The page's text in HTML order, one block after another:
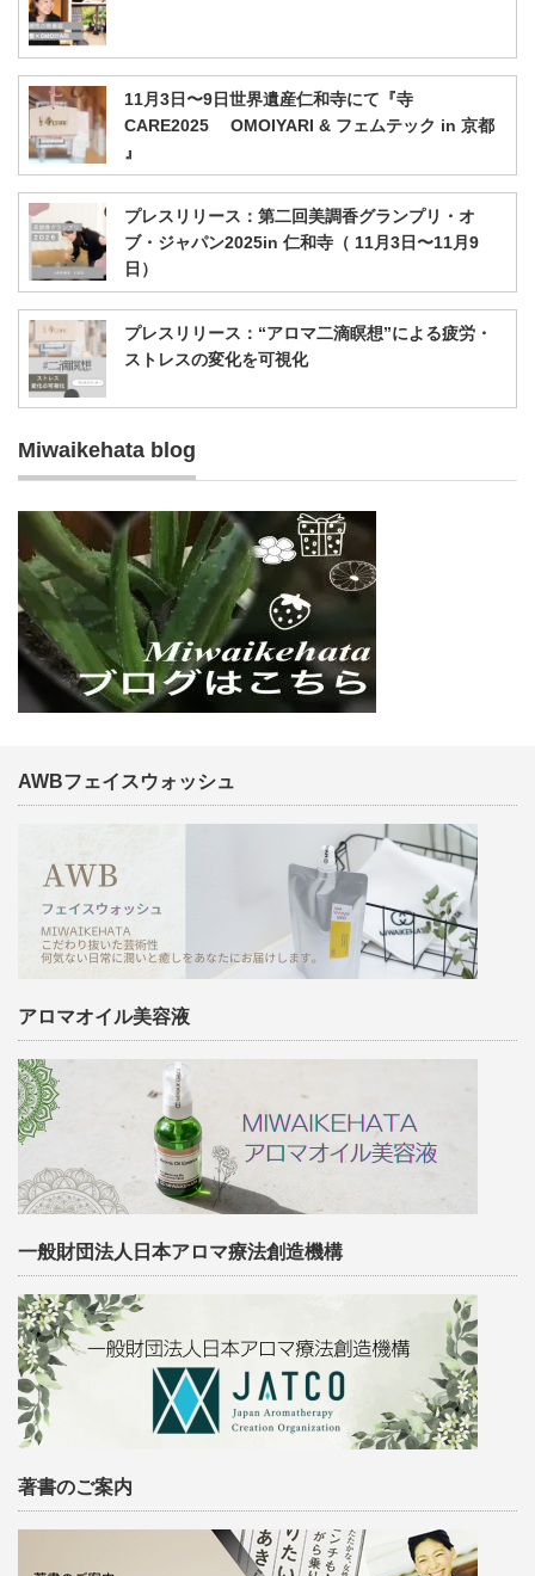
11月3日〜9日世界遺産仁和寺にて『寺
CARE2025 OMOIYARI & フェムテック in 京都
』
プレスリリース：第二回美調香グランプリ・オ
ブ・ジャパン2025in 仁和寺（ 11月3日〜11月9
日）
プレスリリース：“アロマ二滴瞑想”による疲労・
ストレスの変化を可視化
Miwaikehata blog
AWBフェイスウォッシュ
アロマオイル美容液
一般財団法人日本アロマ療法創造機構
著書のご案内